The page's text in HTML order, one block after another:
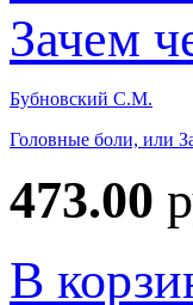
Бубновский С.М.
Головные боли, или
473.00
В